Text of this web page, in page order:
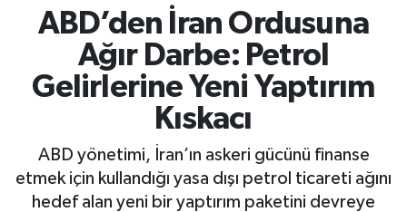
ABD’den İran Ordusuna
Ağır Darbe: Petrol
Gelirlerine Yeni Yaptırım
Kıskacı
ABD yönetimi, İran’ın askeri gücünü finanse
etmek için kullandığı yasa dışı petrol ticareti ağını
hedef alan yeni bir yaptırım paketini devreye
Borsa Haberleri
İş Dünyası
Lojistik
Otovitrin
Asayiş
Süper Lig Puan Durumu ve Fikstür
Tüm Manşetler
Son Dakika Haberleri
Haber Arşivi